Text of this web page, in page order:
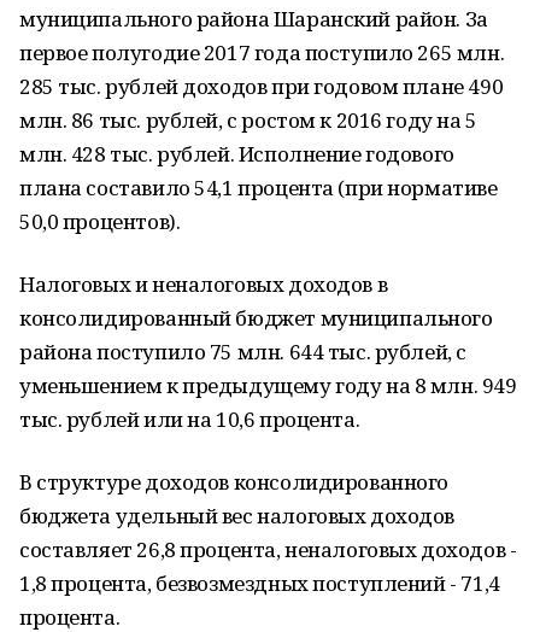
муниципального района Шаранский район. За
первое полугодие 2017 года поступило 265 млн.
285 тыс. рублей доходов при годовом плане 490
млн. 86 тыс. рублей, с ростом к 2016 году на 5
млн. 428 тыс. рублей. Исполнение годового
плана составило 54,1 процента (при нормативе
50,0 процентов).
Налоговых и неналоговых доходов в
консолидированный бюджет муниципального
района поступило 75 млн. 644 тыс. рублей, с
уменьшением к предыдущему году на 8 млн. 949
тыс. рублей или на 10,6 процента.
В структуре доходов консолидированного
бюджета удельный вес налоговых доходов
составляет 26,8 процента, неналоговых доходов -
1,8 процента, безвозмездных поступлений - 71,4
процента.